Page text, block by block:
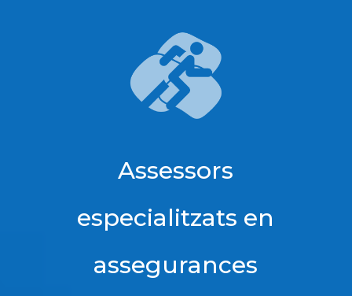
Assessors
especialitzats en
assegurances